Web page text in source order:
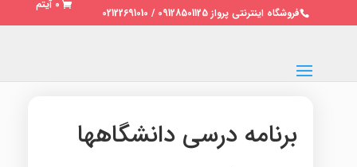
فروشگاه اینترنتی پرواز 09128501125 / 02122691010
0 آیتم
برنامه درسی دانشگاهها